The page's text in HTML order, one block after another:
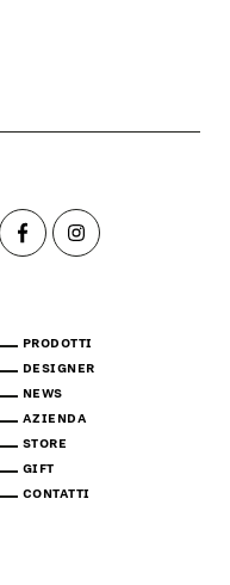
PRODOTTI
DESIGNER
NEWS
AZIENDA
STORE
GIFT
CONTATTI